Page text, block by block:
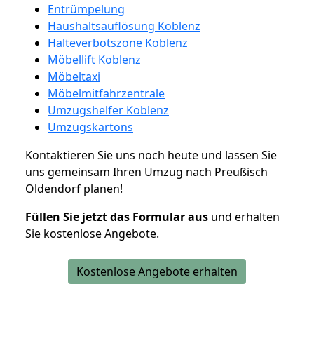
Entrümpelung
Haushaltsauflösung Koblenz
Halteverbotszone Koblenz
Möbellift Koblenz
Möbeltaxi
Möbelmitfahrzentrale
Umzugshelfer Koblenz
Umzugskartons
Kontaktieren Sie uns noch heute und lassen Sie
uns gemeinsam Ihren Umzug nach Preußisch
Oldendorf planen!
Füllen Sie jetzt das Formular aus und erhalten
Sie kostenlose Angebote.
Kostenlose Angebote erhalten